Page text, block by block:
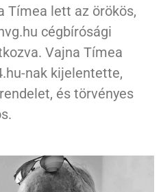
Tímea lett az örökös,
cégbírósági
Vajna Tímea
nak kijelentette,
és törvényes